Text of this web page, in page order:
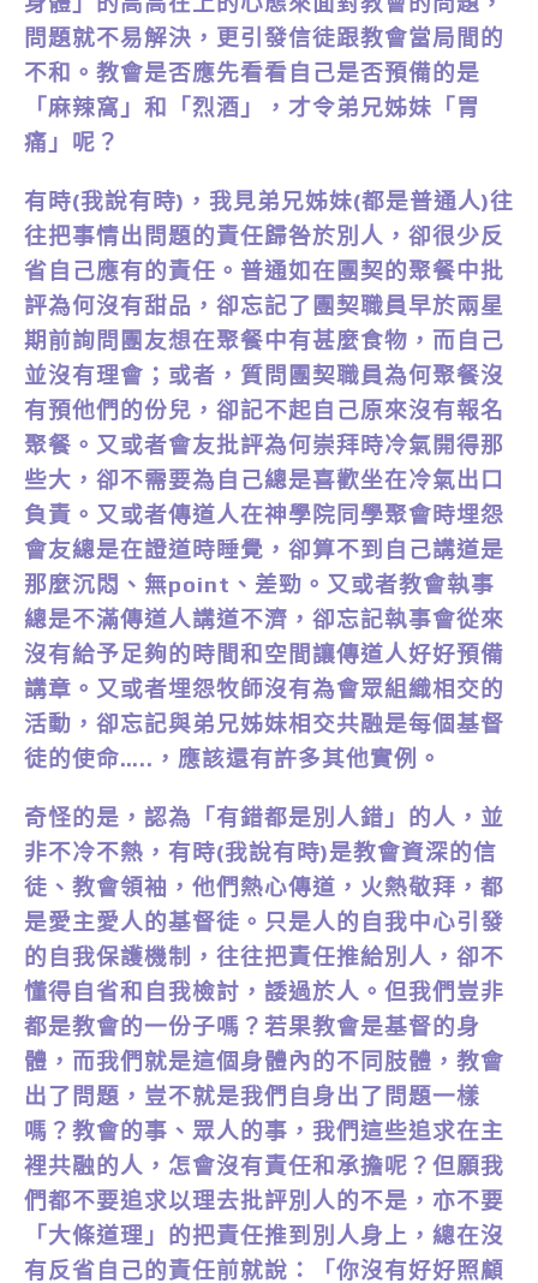
問題就不易解決，更引發信徒跟教會當局間的
不和。教會是否應先看看自己是否預備的是
「麻辣窩」和「烈酒」，才令弟兄姊妹「胃
痛」呢？
有時(我說有時)，我見弟兄姊妹(都是普通人)往
往把事情出問題的責任歸咎於別人，卻很少反
省自己應有的責任。普通如在團契的聚餐中批
評為何沒有甜品，卻忘記了團契職員早於兩星
期前詢問團友想在聚餐中有甚麼食物，而自己
並沒有理會；或者，質問團契職員為何聚餐沒
有預他們的份兒，卻記不起自己原來沒有報名
聚餐。又或者會友批評為何崇拜時冷氣開得那
些大，卻不需要為自己總是喜歡坐在冷氣出口
負責。又或者傳道人在神學院同學聚會時埋怨
會友總是在證道時睡覺，卻算不到自己講道是
那麼沉悶、無point、差勁。又或者教會執事
總是不滿傳道人講道不濟，卻忘記執事會從來
沒有給予足夠的時間和空間讓傳道人好好預備
講章。又或者埋怨牧師沒有為會眾組織相交的
活動，卻忘記與弟兄姊妹相交共融是每個基督
徒的使命…..，應該還有許多其他實例。
奇怪的是，認為「有錯都是別人錯」的人，並
非不冷不熱，有時(我說有時)是教會資深的信
徒、教會領袖，他們熱心傳道，火熱敬拜，都
是愛主愛人的基督徒。只是人的自我中心引發
的自我保護機制，往往把責任推給別人，卻不
懂得自省和自我檢討，諉過於人。但我們豈非
都是教會的一份子嗎？若果教會是基督的身
體，而我們就是這個身體內的不同肢體，教會
出了問題，豈不就是我們自身出了問題一樣
嗎？教會的事、眾人的事，我們這些追求在主
裡共融的人，怎會沒有責任和承擔呢？但願我
們都不要追求以理去批評別人的不是，亦不要
「大條道理」的把責任推到別人身上，總在沒
有反省自己的責任前就說：「你沒有好好照顧